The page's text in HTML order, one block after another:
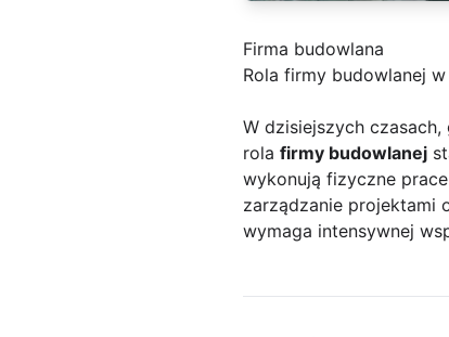
Firma budowlana
Rola firmy budowlanej
W dzisiejszych
rola firmy budowlanej
wykonują fizyczne
zarządzanie projektami
wymaga intensywnej